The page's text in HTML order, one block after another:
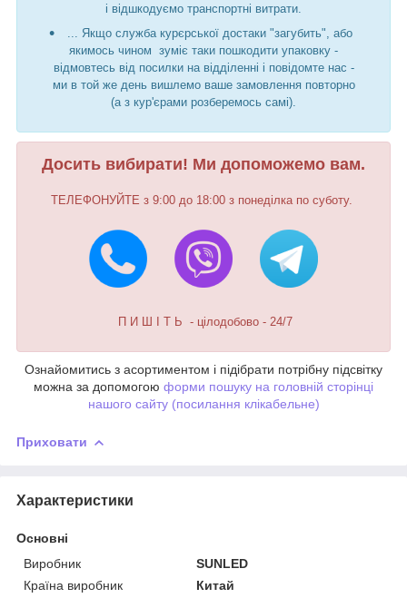
і відшкодуємо транспортні витрати.
... Якщо служба курєрської достаки "загубить", або
якимось чином зуміє таки пошкодити упаковку -
відмовтесь від посилки на відділенні і повідомте нас -
ми в той же день вишлемо ваше замовлення повторно
(а з кур'єрами розберемось самі).
Досить вибирати! Ми допоможемо вам.
ТЕЛЕФОНУЙТЕ з 9:00 до 18:00 з понеділка по суботу.
П И Ш І Т Ь - цілодобово - 24/7
Ознайомитись з асортиментом і підібрати потрібну підсвітку
можна за допомогою форми пошуку на головній сторінці
нашого сайту (посилання клікабельне)
Приховати
Характеристики
Основні
Виробник
SUNLED
Країна виробник
Китай